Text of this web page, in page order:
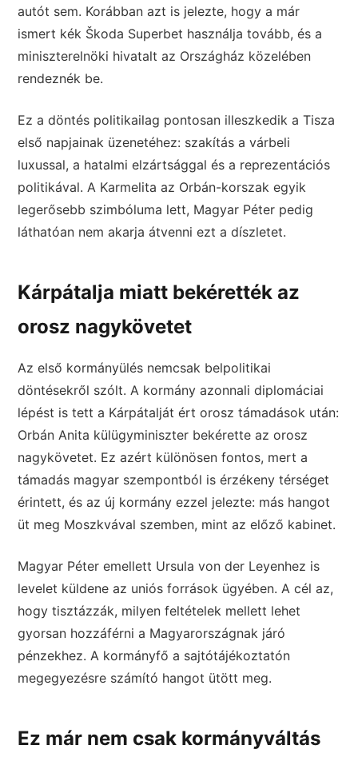
autót sem. Korábban azt is jelezte, hogy a már
ismert kék Škoda Superbet használja tovább, és a
miniszterelnöki hivatalt az Országház közelében
rendeznék be.
Ez a döntés politikailag pontosan illeszkedik a Tisza
első napjainak üzenetéhez: szakítás a várbeli
luxussal, a hatalmi elzártsággal és a reprezentációs
politikával. A Karmelita az Orbán-korszak egyik
legerősebb szimbóluma lett, Magyar Péter pedig
láthatóan nem akarja átvenni ezt a díszletet.
Kárpátalja miatt bekérették az
orosz nagykövetet
Az első kormányülés nemcsak belpolitikai
döntésekről szólt. A kormány azonnali diplomáciai
lépést is tett a Kárpátalját ért orosz támadások után:
Orbán Anita külügyminiszter bekérette az orosz
nagykövetet. Ez azért különösen fontos, mert a
támadás magyar szempontból is érzékeny térséget
érintett, és az új kormány ezzel jelezte: más hangot
üt meg Moszkvával szemben, mint az előző kabinet.
Magyar Péter emellett Ursula von der Leyenhez is
levelet küldene az uniós források ügyében. A cél az,
hogy tisztázzák, milyen feltételek mellett lehet
gyorsan hozzáférni a Magyarországnak járó
pénzekhez. A kormányfő a sajtótájékoztatón
megegyezésre számító hangot ütött meg.
Ez már nem csak kormányváltás